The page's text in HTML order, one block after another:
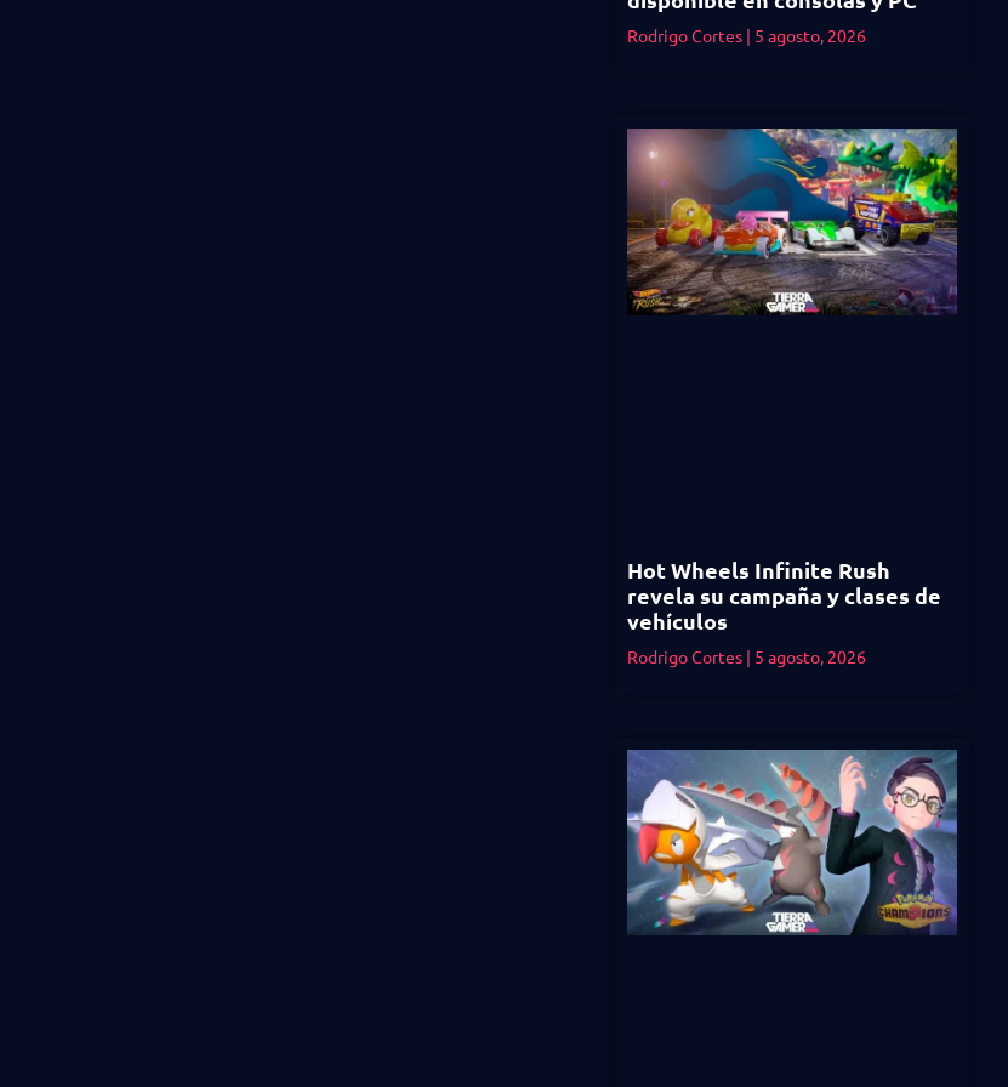
Rodrigo Cortes 5 agosto, 2026
Hot Wheels Infinite Rush
revela su campaña y clases de
vehículos
Rodrigo Cortes 5 agosto, 2026